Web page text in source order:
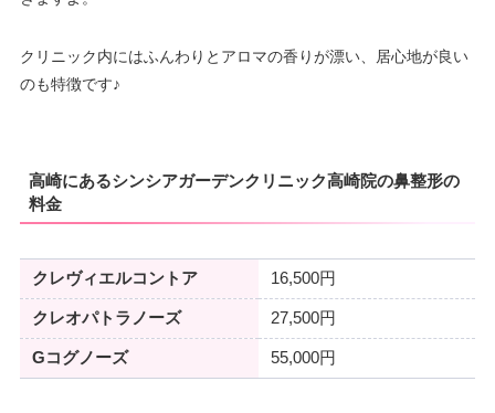
クリニック内にはふんわりとアロマの香りが漂い、居心地が良い
のも特徴です♪
高崎にあるシンシアガーデンクリニック高崎院の鼻整形の
料金
クレヴィエルコントア 16,500円
クレオパトラノーズ 27,500円
Gコグノーズ 55,000円